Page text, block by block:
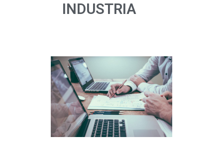
INDUSTRIA